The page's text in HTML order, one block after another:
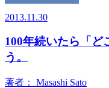
2013.11.30
100年続いたら「ど
う。
著者： Masashi Sato